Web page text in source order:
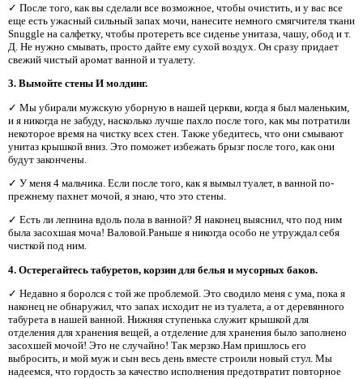
✓ После того, как вы сделали все возможное, чтобы очистить, и у вас все
еще есть ужасный сильный запах мочи, нанесите немного смягчителя ткани
Snuggle на салфетку, чтобы протереть все сиденье унитаза, чашу, обод и т.
Д. Не нужно смывать, просто дайте ему сухой воздух. Он сразу придает
свежий чистый аромат ванной и туалету.
3. Вымойте стены И молдинг.
✓ Мы убирали мужскую уборную в нашей церкви, когда я был маленьким,
и я никогда не забуду, насколько лучше пахло после того, как мы потратили
некоторое время на чистку всех стен. Также убедитесь, что они смывают
унитаз крышкой вниз. Это поможет избежать брызг после того, как они
будут закончены.
✓ У меня 4 мальчика. Если после того, как я вымыл туалет, в ванной по-
прежнему пахнет мочой, я знаю, что это стены.
✓ Есть ли лепнина вдоль пола в ванной? Я наконец выяснил, что под ним
была засохшая моча! Валовой.Раньше я никогда особо не утруждал себя
чисткой под ним.
4. Остерегайтесь табуретов, корзин для белья и мусорных баков.
✓ Недавно я боролся с той же проблемой. Это сводило меня с ума, пока я
наконец не обнаружил, что запах исходит не из туалета, а от деревянного
табурета в нашей ванной. Нижняя ступенька служит крышкой для
отделения для хранения вещей, а отделение для хранения было заполнено
засохшей мочой! Это не случайно! Так мерзко.Нам пришлось его
выбросить, и мой муж и сын весь день вместе строили новый стул. Мы
надеемся, что гордость за качество исполнения предотвратит повторное